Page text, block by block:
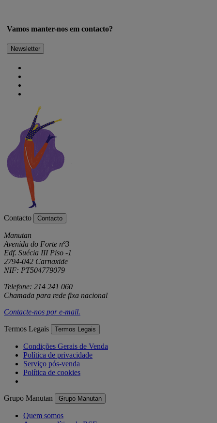
Vamos manter-nos em contacto?
Newsletter
Contacto Contacto
Manutan
Avenida do Forte nº3
Edf. Suécia III Piso -1
2794-042 Carnaxide
NIF: PT504779079
Telefone: 214 241 060
Chamada para rede fixa nacional
Contacte-nos pore-mail.
Termos Legais Termos Legais
Condições Gerais de Venda
Política de privacidade
Serviço pós-venda
Política de cookies
Grupo Manutan Grupo Manutan
Quem somos